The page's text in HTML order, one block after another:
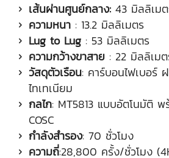
เส้นผ่านศูนย์กลาง: 43 มิลลิเม
ความหนา : 13.2 มิลลิเมตร
Lug to Lug : 53 มิลลิเมตร
ความกว้างขาสาย : 22 มิลลิเม
วัสดุตัวเรือน: คาร์บอนไฟเบอร์
ไทเทเนียม
กลไก: MT5813 แบบอัตโนมัติ
COSC
กำลังสำรอง: 70 ชั่วโมง
ความถี่:28,800 ครั้ง/ชั่วโมง